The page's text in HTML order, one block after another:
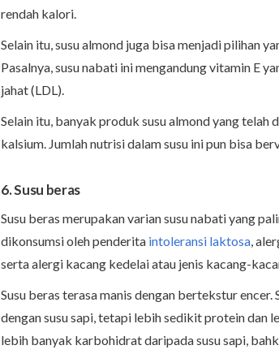
rendah kalori.
Selain itu, susu almond juga bisa menjadi pilihan
Pasalnya, susu nabati ini mengandung vitamin E
jahat (LDL).
Selain itu, banyak produk susu almond yang
kalsium. Jumlah nutrisi dalam susu ini pun bisa
6. Susu beras
Susu beras merupakan varian susu nabati yang
dikonsumsi oleh penderita intoleransi laktosa,
serta alergi kacang kedelai atau jenis kacang-
Susu beras terasa manis dengan bertekstur
dengan susu sapi, tetapi lebih sedikit protein dan
lebih banyak karbohidrat daripada susu sapi,